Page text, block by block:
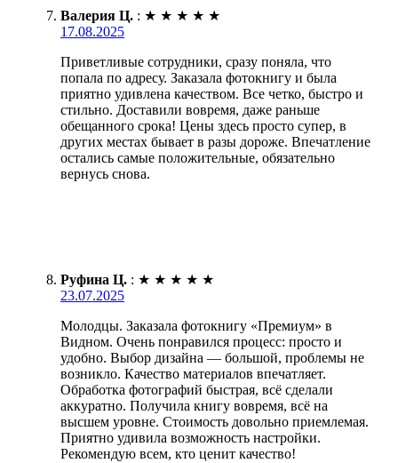
Валерия Ц. : ★ ★ ★ ★ ★
17.08.2025
Приветливые сотрудники, сразу поняла, что
попала по адресу. Заказала фотокнигу и была
приятно удивлена качеством. Все четко, быстро и
стильно. Доставили вовремя, даже раньше
обещанного срока! Цены здесь просто супер, в
других местах бывает в разы дороже. Впечатление
остались самые положительные, обязательно
вернусь снова.
Руфина Ц. : ★ ★ ★ ★ ★
23.07.2025
Молодцы. Заказала фотокнигу «Премиум» в
Видном. Очень понравился процесс: просто и
удобно. Выбор дизайна — большой, проблемы не
возникло. Качество материалов впечатляет.
Обработка фотографий быстрая, всё сделали
аккуратно. Получила книгу вовремя, всё на
высшем уровне. Стоимость довольно приемлемая.
Приятно удивила возможность настройки.
Рекомендую всем, кто ценит качество!